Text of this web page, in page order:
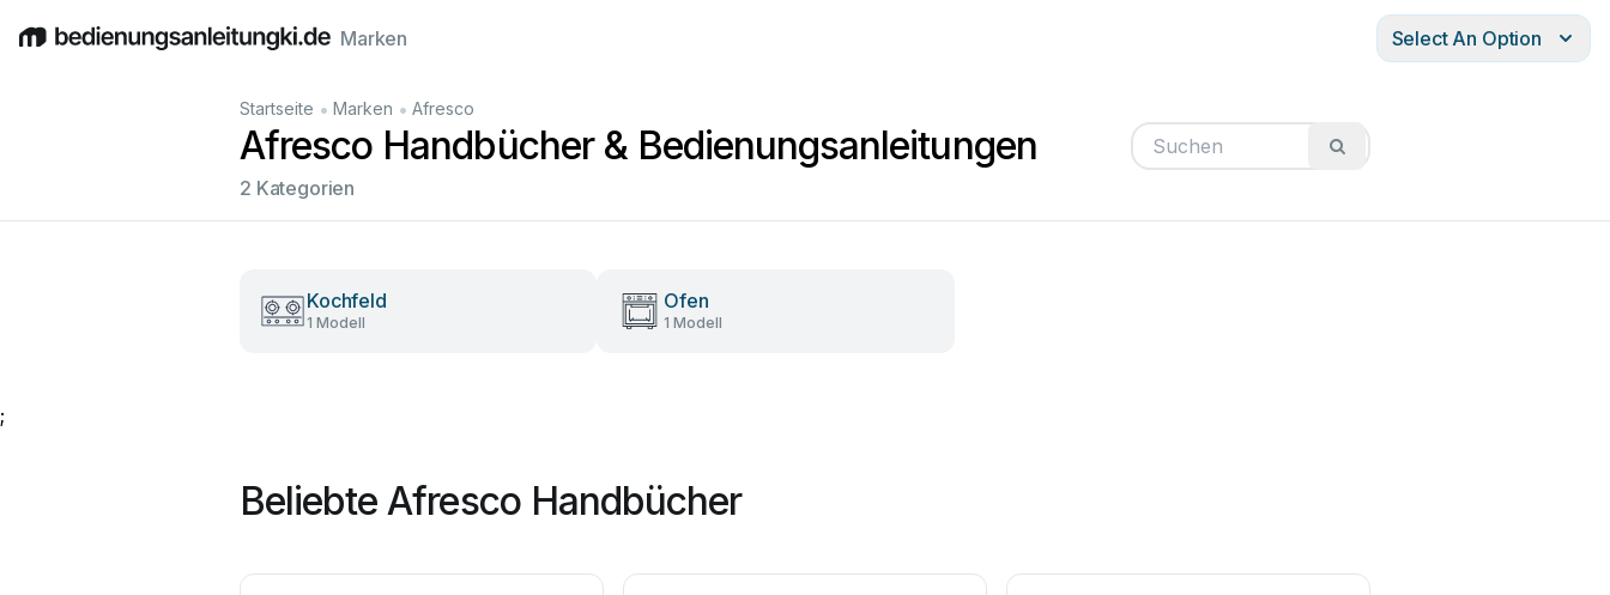
EnglishDeutschEspañolItalianoFrançais
Marken Select An Option
Startseite • Marken • Afresco
Afresco Handbücher & Bedienungsanleitungen
2 Kategorien
Kochfeld
1 Modell
Ofen
1 Modell
;
Beliebte Afresco Handbücher